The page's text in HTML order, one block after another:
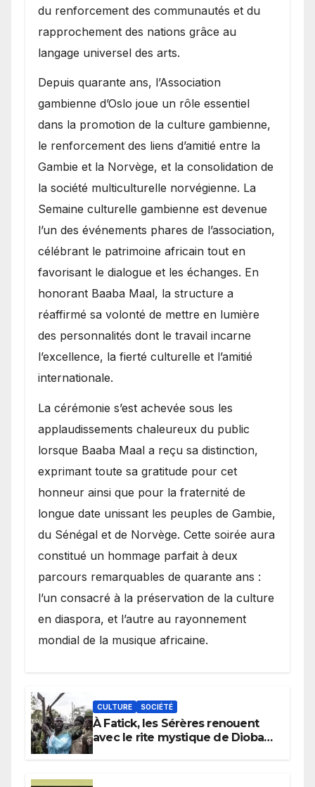
du renforcement des communautés et du
rapprochement des nations grâce au
langage universel des arts.
​Depuis quarante ans, l’Association
gambienne d’Oslo joue un rôle essentiel
dans la promotion de la culture gambienne,
le renforcement des liens d’amitié entre la
Gambie et la Norvège, et la consolidation de
la société multiculturelle norvégienne. La
Semaine culturelle gambienne est devenue
l’un des événements phares de l’association,
célébrant le patrimoine africain tout en
favorisant le dialogue et les échanges. En
honorant Baaba Maal, la structure a
réaffirmé sa volonté de mettre en lumière
des personnalités dont le travail incarne
l’excellence, la fierté culturelle et l’amitié
internationale.
​La cérémonie s’est achevée sous les
applaudissements chaleureux du public
lorsque Baaba Maal a reçu sa distinction,
exprimant toute sa gratitude pour cet
honneur ainsi que pour la fraternité de
longue date unissant les peuples de Gambie,
du Sénégal et de Norvège. Cette soirée aura
constitué un hommage parfait à deux
parcours remarquables de quarante ans :
l’un consacré à la préservation de la culture
en diaspora, et l’autre au rayonnement
mondial de la musique africaine.
CULTURE SOCIÉTÉ
À Fatick, les Sérères renouent
avec le rite mystique de Diobaye